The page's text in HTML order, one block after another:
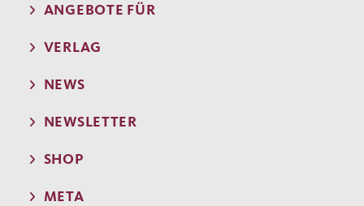
ANGEBOTE FÜR
VERLAG
NEWS
NEWSLETTER
SHOP
META